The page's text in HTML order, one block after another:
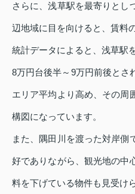
さらに、浅草駅を最寄りとし
辺地域に目を向けると、賃料
統計データによると、浅草駅
8万円台後半～9万円前後とさ
エリア平均より高め、その周
構図になっています。
また、隅田川を渡った対岸側
好でありながら、観光地の中
料を下げている物件も見受け